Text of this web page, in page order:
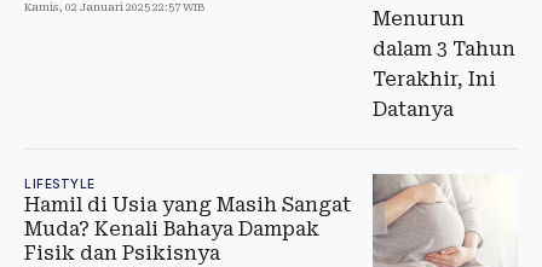
Kamis, 02 Januari 2025 22:57 WIB
LIFESTYLE
Hamil di Usia yang Masih Sangat
Muda? Kenali Bahaya Dampak
Fisik dan Psikisnya